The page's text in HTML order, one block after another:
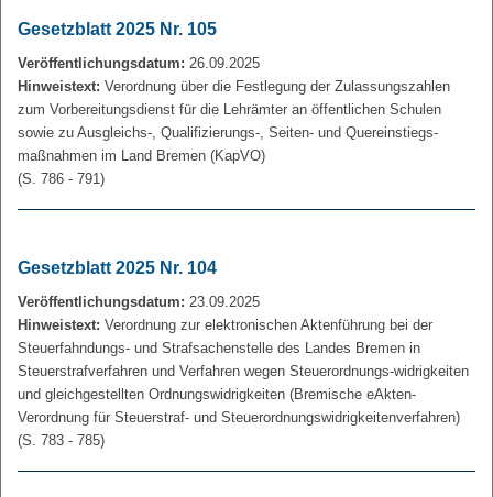
Gesetzblatt 2025 Nr. 105
Veröffentlichungsdatum: 26.09.2025
Hinweistext: Verordnung über die Festlegung der Zulassungszahlen
zum Vorbereitungsdienst für die Lehrämter an öffentlichen Schulen
sowie zu Ausgleichs-, Qualifizierungs-, Seiten- und Quereinstiegs-
maßnahmen im Land Bremen (KapVO)
(S. 786 - 791)
Gesetzblatt 2025 Nr. 104
Veröffentlichungsdatum: 23.09.2025
Hinweistext: Verordnung zur elektronischen Aktenführung bei der
Steuerfahndungs- und Strafsachenstelle des Landes Bremen in
Steuerstrafverfahren und Verfahren wegen Steuerordnungs-widrigkeiten
und gleichgestellten Ordnungswidrigkeiten (Bremische eAkten-
Verordnung für Steuerstraf- und Steuerordnungswidrigkeitenverfahren)
(S. 783 - 785)